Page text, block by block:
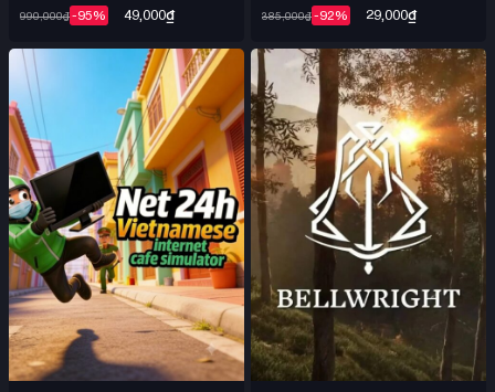
990,000₫-95% 49,000₫ 385,000₫-92% 29,000₫